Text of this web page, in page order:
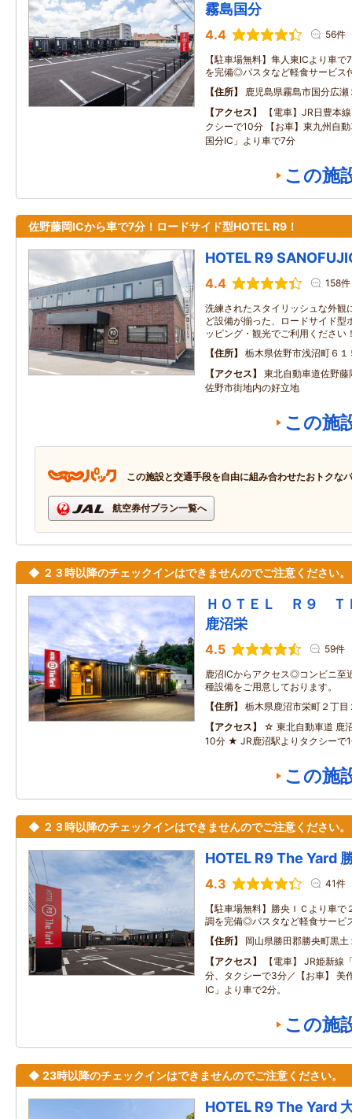
霧島国分
4.4 56件
【駐車場無料】隼人東ICより車
を完備◎パスタなど軽食サービス
住所
鹿児島県霧島市国分広
アクセス
【電車】JR日豊本
クシーで10分 【お車】東九州自
国分IC」より車で7分
この施
佐野藤岡ICから車で7分！ロードサイド型HOTEL R9！
HOTEL R9
4.4 158件
洗練されたスタイリッシュな外観
ど設備が揃った、ロードサイド型
ッピング・観光でご利用ください
住所
栃木県佐野市浅沼町６１
アクセス
東北自動車道佐野
佐野市街地内の好立地
この施
この施設と交通手段を自由に組み合わせたおトクな
航空券付プラン一覧へ
◆ ２３時以降のチェックインはできませんのでご注意ください。
ＨＯＴＥＬ Ｒ９
鹿沼栄
4.5 59件
鹿沼ICからアクセス◎コンビニ至
種設備をご用意しております。
住所
栃木県鹿沼市栄町２丁目
アクセス
☆ 東北自動車道 鹿
10分 ★ JR鹿沼駅よりタクシー
この施
◆ ２３時以降のチェックインはできませんのでご注意ください。
HOTEL R9 The Yard
4.3 41件
【駐車場無料】勝央ＩＣより車
調を完備◎パスタなど軽食サービ
住所
岡山県勝田郡勝央町黒土
アクセス
【電車】 JR姫新線
分、タクシーで3分／【お車】 美
IC」より車で2分。
この施
◆ 23時以降のチェックインはできませんのでご注意ください。
HOTEL R9 The Yard